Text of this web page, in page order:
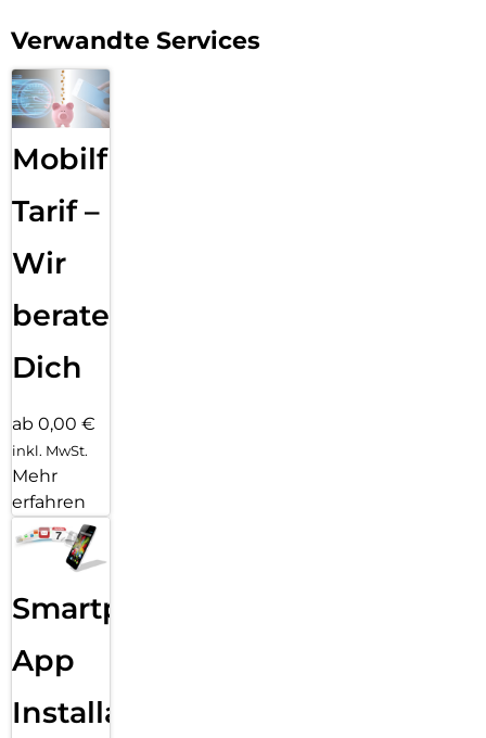
Verwandte Services
Mobilfunk
Tarif –
Wir
beraten
Dich
ab 0,00 €
inkl. MwSt.
Mehr
erfahren
Smartphone
App
Installation